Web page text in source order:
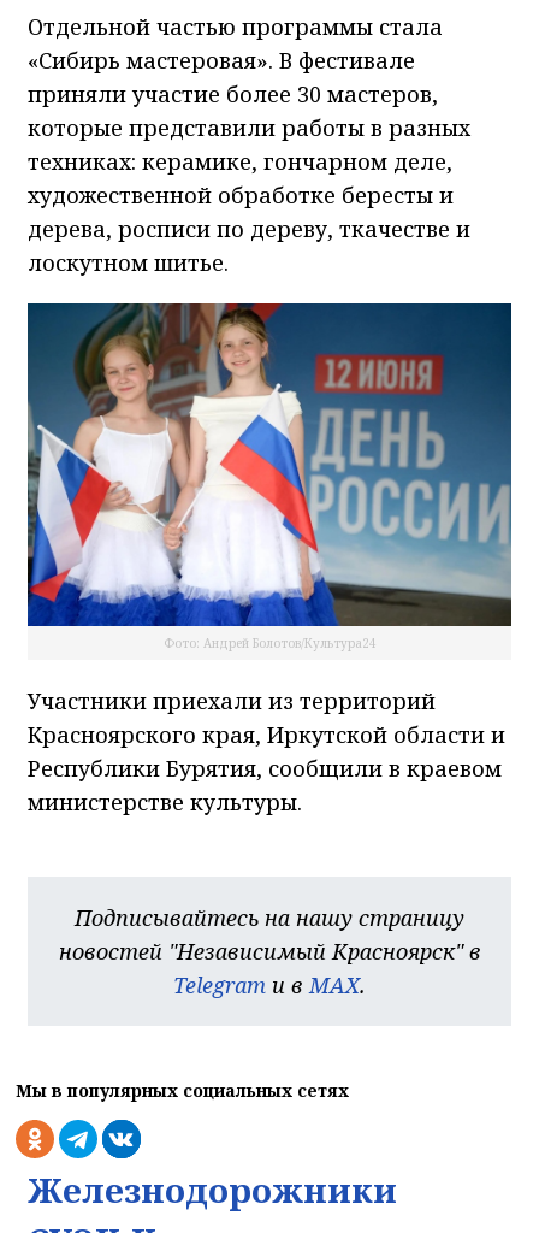
Отдельной частью программы стала
«Сибирь мастеровая». В фестивале
приняли участие более 30 мастеров,
которые представили работы в разных
техниках: керамике, гончарном деле,
художественной обработке бересты и
дерева, росписи по дереву, ткачестве и
лоскутном шитье.
Фото: Андрей Болотов/Культура24
Участники приехали из территорий
Красноярского края, Иркутской области и
Республики Бурятия, сообщили в краевом
министерстве культуры.
Подписывайтесь на нашу страницу
новостей "Независимый Красноярск" в
Telegram и в MAX.
Мы в популярных социальных сетях
Железнодорожники